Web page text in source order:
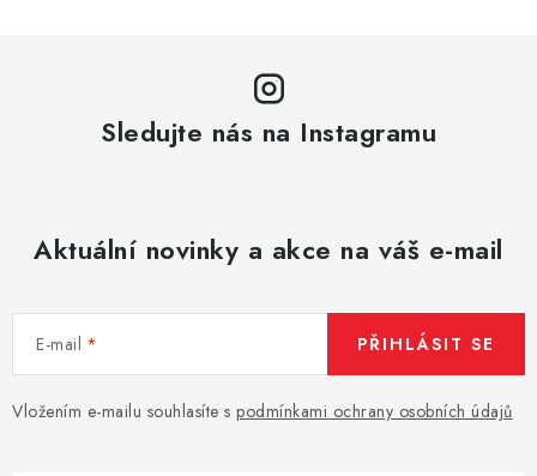
JEDNORÁZOVÉ A DOBÍJECÍ E-CIGARETY
PŘÍSLUŠENSTVÍ
Kontakty
Prodejny Volná místa
Sledujte nás na Instagramu
Aktuální novinky a akce na váš e-mail
E-mail
Vložením e-mailu souhlasíte s podmínkami ochrany osobních údajů
PŘIHLÁSIT SE